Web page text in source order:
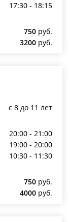
17:30 - 18:15
750 руб.
3200 руб.
c 8 до 11 лет
20:00 - 21:00
19:00 - 20:00
10:30 - 11:30
750 руб.
4000 руб.